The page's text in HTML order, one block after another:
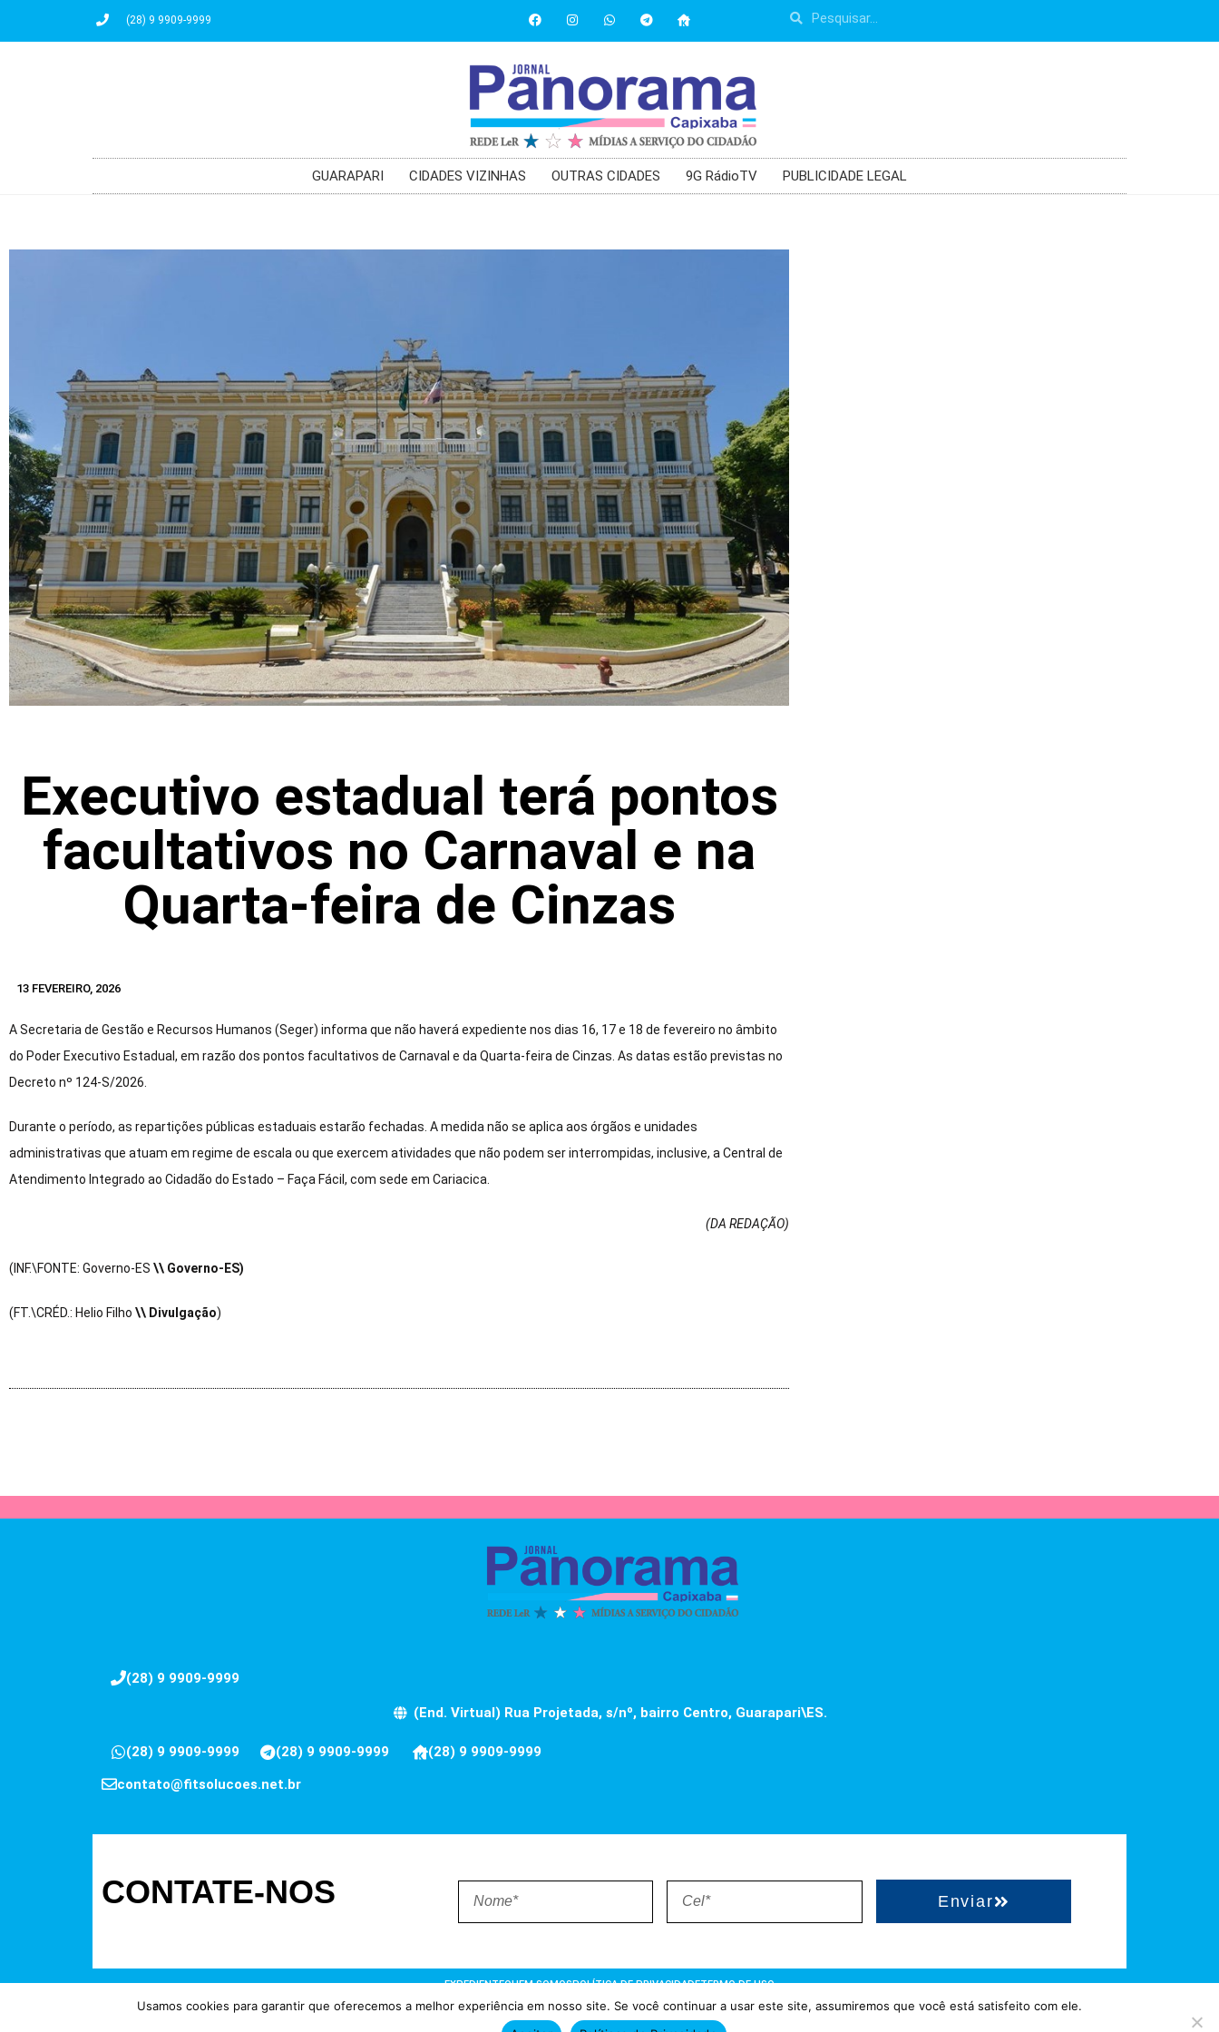
(28) 9 9909-9999
GUARAPARI CIDADES VIZINHAS OUTRAS CIDADES 9G RádioTV PUBLICIDADE LEGAL
Executivo estadual terá pontos
facultativos no Carnaval e na
Quarta-feira de Cinzas
13 FEVEREIRO, 2026
A Secretaria de Gestão e Recursos Humanos (Seger) informa que não haverá expediente nos dias 16, 17 e 18 de fevereiro no âmbito
do Poder Executivo Estadual, em razão dos pontos facultativos de Carnaval e da Quarta-feira de Cinzas. As datas estão previstas no
Decreto nº 124-S/2026.
Durante o período, as repartições públicas estaduais estarão fechadas. A medida não se aplica aos órgãos e unidades
administrativas que atuam em regime de escala ou que exercem atividades que não podem ser interrompidas, inclusive, a Central de
Atendimento Integrado ao Cidadão do Estado – Faça Fácil, com sede em Cariacica.
(DA REDAÇÃO)
(INF.\FONTE: Governo-ES \\ Governo-ES)
(FT.\CRÉD.: Helio Filho \\ Divulgação)
(28) 9 9909-9999
(End. Virtual) Rua Projetada, s/nº, bairro Centro, Guarapari\ES.
(28) 9 9909-9999 (28) 9 9909-9999
(28) 9 9909-9999
contato@fitsolucoes.net.br
CONTATE-NOS Enviar
EXPEDIENTEQUEM SOMOSPOLÍTICA DE PRIVACIDADETERMO DE USO
Usamos cookies para garantir que oferecemos a melhor experiência em nosso site. Se você continuar a usar este site, assumiremos que você está satisfeito com ele.